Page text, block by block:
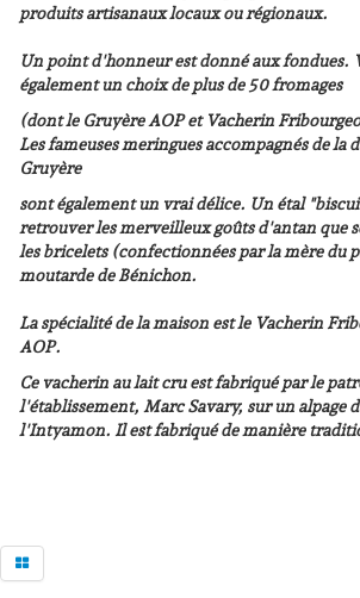
produits artisanaux locaux ou régionaux.
Un point d'honneur est donné aux fondues.
également un choix de plus de 50 fromages
(dont le Gruyère AOP et Vacherin
Les fameuses meringues accompagnés de la
Gruyère
sont également un vrai délice. Un étal
retrouver les merveilleux goûts d'antan que
les bricelets (confectionnées par la mère du
moutarde de Bénichon.
La spécialité de la maison est le Vacherin
AOP.
Ce vacherin au lait cru est fabriqué par le
l'établissement, Marc Savary, sur un alpage
l'Intyamon. Il est fabriqué de manière